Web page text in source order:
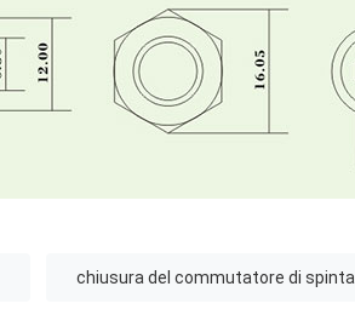
chiusura del commutatore di spinta